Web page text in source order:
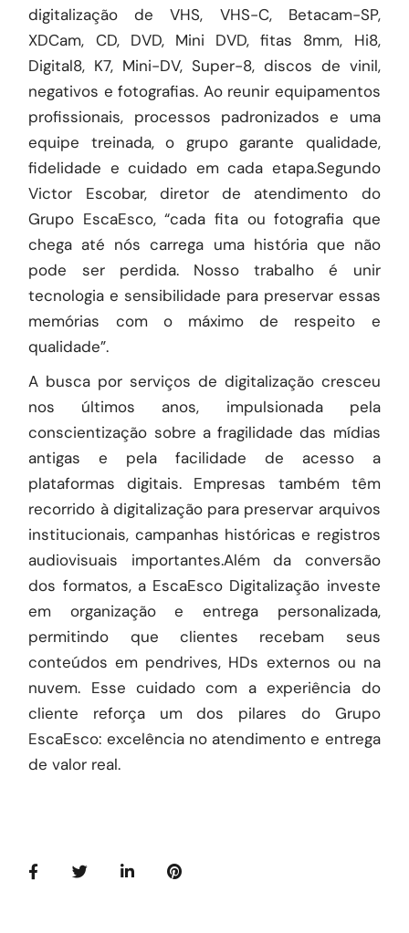
digitalização de VHS, VHS-C, Betacam-SP,
XDCam, CD, DVD, Mini DVD, fitas 8mm, Hi8,
Digital8, K7, Mini-DV, Super-8, discos de vinil,
negativos e fotografias. Ao reunir equipamentos
profissionais, processos padronizados e uma
equipe treinada, o grupo garante qualidade,
fidelidade e cuidado em cada etapa.Segundo
Victor Escobar, diretor de atendimento do
Grupo EscaEsco, “cada fita ou fotografia que
chega até nós carrega uma história que não
pode ser perdida. Nosso trabalho é unir
tecnologia e sensibilidade para preservar essas
memórias com o máximo de respeito e
qualidade”.
A busca por serviços de digitalização cresceu
nos últimos anos, impulsionada pela
conscientização sobre a fragilidade das mídias
antigas e pela facilidade de acesso a
plataformas digitais. Empresas também têm
recorrido à digitalização para preservar arquivos
institucionais, campanhas históricas e registros
audiovisuais importantes.Além da conversão
dos formatos, a EscaEsco Digitalização investe
em organização e entrega personalizada,
permitindo que clientes recebam seus
conteúdos em pendrives, HDs externos ou na
nuvem. Esse cuidado com a experiência do
cliente reforça um dos pilares do Grupo
EscaEsco: excelência no atendimento e entrega
de valor real.